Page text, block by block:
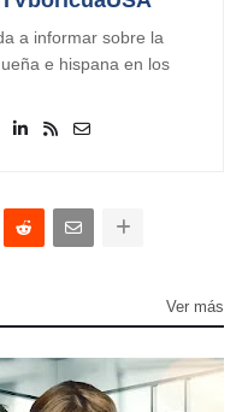
a informar sobre la
e hispana en los
Ver más